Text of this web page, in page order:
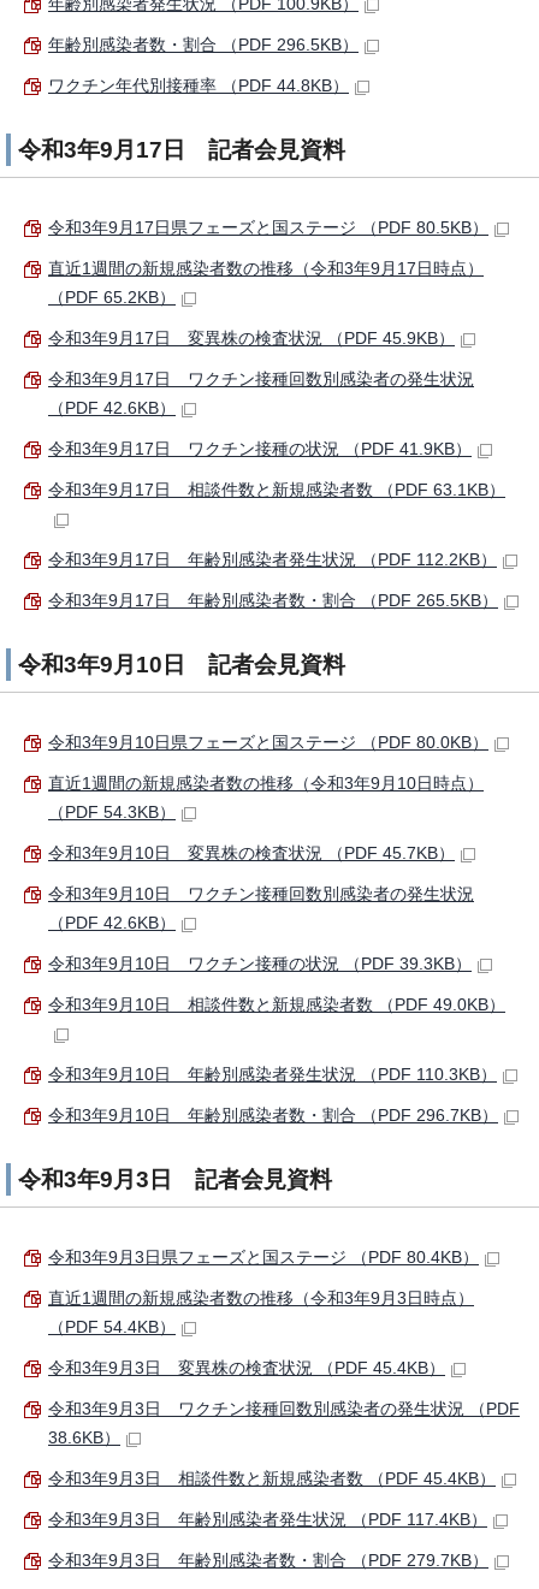
年齢別感染者発生状況 （PDF 100.9KB）
年齢別感染者数・割合 （PDF 296.5KB）
ワクチン年代別接種率 （PDF 44.8KB）
令和3年9月17日 記者会見資料
令和3年9月17日県フェーズと国ステージ （PDF 80.5KB）
直近1週間の新規感染者数の推移（令和3年9月17日時点）
（PDF 65.2KB）
令和3年9月17日 変異株の検査状況 （PDF 45.9KB）
令和3年9月17日 ワクチン接種回数別感染者の発生状況
（PDF 42.6KB）
令和3年9月17日 ワクチン接種の状況 （PDF 41.9KB）
令和3年9月17日 相談件数と新規感染者数 （PDF 63.1KB）
令和3年9月17日 年齢別感染者発生状況 （PDF 112.2KB）
令和3年9月17日 年齢別感染者数・割合 （PDF 265.5KB）
令和3年9月10日 記者会見資料
令和3年9月10日県フェーズと国ステージ （PDF 80.0KB）
直近1週間の新規感染者数の推移（令和3年9月10日時点）
（PDF 54.3KB）
令和3年9月10日 変異株の検査状況 （PDF 45.7KB）
令和3年9月10日 ワクチン接種回数別感染者の発生状況
（PDF 42.6KB）
令和3年9月10日 ワクチン接種の状況 （PDF 39.3KB）
令和3年9月10日 相談件数と新規感染者数 （PDF 49.0KB）
令和3年9月10日 年齢別感染者発生状況 （PDF 110.3KB）
令和3年9月10日 年齢別感染者数・割合 （PDF 296.7KB）
令和3年9月3日 記者会見資料
令和3年9月3日県フェーズと国ステージ （PDF 80.4KB）
直近1週間の新規感染者数の推移（令和3年9月3日時点）
（PDF 54.4KB）
令和3年9月3日 変異株の検査状況 （PDF 45.4KB）
令和3年9月3日 ワクチン接種回数別感染者の発生状況 （PDF
38.6KB）
令和3年9月3日 相談件数と新規感染者数 （PDF 45.4KB）
令和3年9月3日 年齢別感染者発生状況 （PDF 117.4KB）
令和3年9月3日 年齢別感染者数・割合 （PDF 279.7KB）